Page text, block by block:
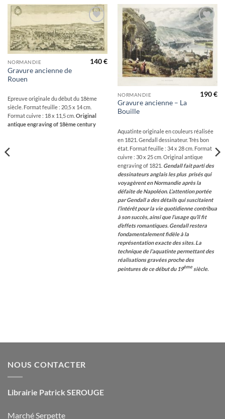
Ajouter
à la
wishlist
NORMANDIE
Gravure ancienne de
Rouen
140€
Epreuve originale du début du 18ème
siècle. Format feuille : 20,5 x 14 cm.
Format cuivre : 18 x 11,5 cm. Original
antique engraving of 18ème century
Ajouter
à la
wishlist
NORMANDIE
Gravure ancienne – La
Bouille
190€
Aquatinte originale en couleurs réalisée
en 1821. Gendall dessinateur. Très bon
état. Format feuille : 34 x 28 cm. Format
cuivre : 30 x 25 cm. Original antique
engraving of 1821. Gendall fait parti des
dessinateurs anglais les plus prisés qui
voyagèrent en Normandie après la
défaite de Napoléon. L’attention portée
par Gendall a des détails qui suscitaient
l’intérêt pour la vie quotidienne contribua
à son succès, ainsi que l’usage qu’il fit
d’effets romantiques. Gendall restera
fondamentalement fidèle à la
représentation exacte des sites. La
technique de l’aquatinte permettant des
réalisations gravées proche des
peintures de ce début du 19èmesiècle.
NOUS CONTACTER
Librairie Patrick SEROUGE
Marché Serpette